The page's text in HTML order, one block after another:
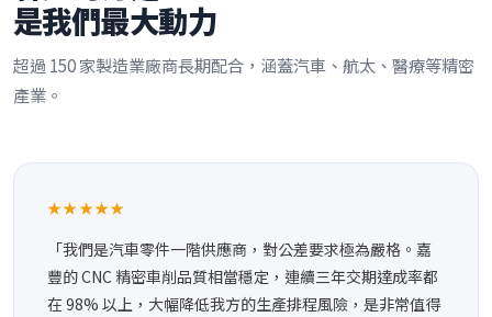
是我們最大動力
超過 150 家製造業廠商長期配合，涵蓋汽車、航太、醫療等精密
產業。
★★★★★
「我們是汽車零件一階供應商，對公差要求極為嚴格。嘉
豐的 CNC 精密車削品質相當穩定，連續三年交期達成率都
在 98% 以上，大幅降低我方的生產排程風險，是非常值得